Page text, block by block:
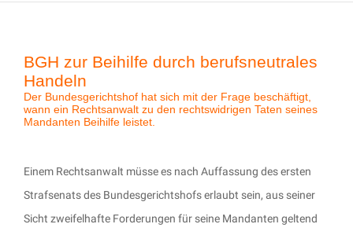
BGH zur Beihilfe durch berufsneutrales
Handeln
Der Bundesgerichtshof hat sich mit der Frage beschäftigt,
wann ein Rechtsanwalt zu den rechtswidrigen Taten seines
Mandanten Beihilfe leistet.
Einem Rechtsanwalt müsse es nach Auffassung des ersten
Strafsenats des Bundesgerichtshofs erlaubt sein, aus seiner
Sicht zweifelhafte Forderungen für seine Mandanten geltend